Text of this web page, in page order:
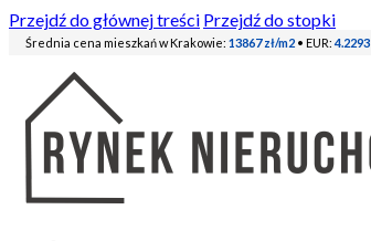
Przejdź do głównej treści Przejdź do stopki
Średnia cena mieszkań w Krakowie: 13867 zł/m2 • EUR: 4.2293